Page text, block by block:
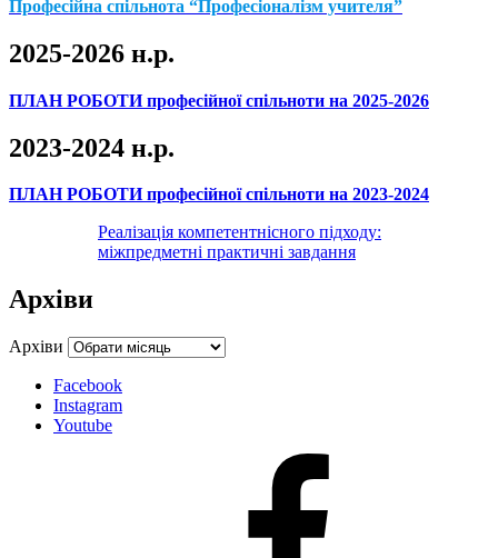
Професійна спільнота “Професіоналізм учителя”
2025-2026 н.р.
ПЛАН РОБОТИ професійної спільноти на 2025-2026
2023-2024 н.р.
ПЛАН РОБОТИ професійної спільноти на 2023-2024
Реалізація компетентнісного підходу:
міжпредметні практичні завдання
Архіви
Архіви
Facebook
Instagram
Youtube